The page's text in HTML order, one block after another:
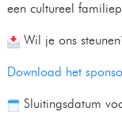
een cultureel
Wil je ons
Download het
Sluitingsdatum